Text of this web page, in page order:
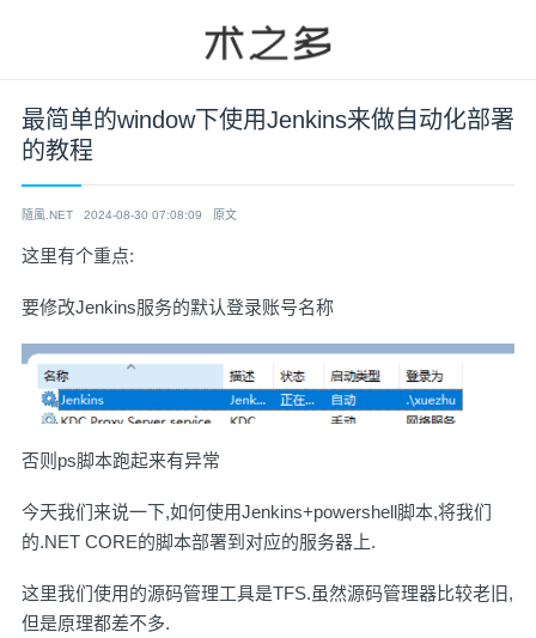
最简单的window下使用Jenkins来做自动化部署
的教程
隨風.NET 2024-08-30 07:08:09 原文
这里有个重点:
要修改Jenkins服务的默认登录账号名称
否则ps脚本跑起来有异常
今天我们来说一下,如何使用Jenkins+powershell脚本,将我们
的.NET CORE的脚本部署到对应的服务器上.
这里我们使用的源码管理工具是TFS.虽然源码管理器比较老旧,
但是原理都差不多.